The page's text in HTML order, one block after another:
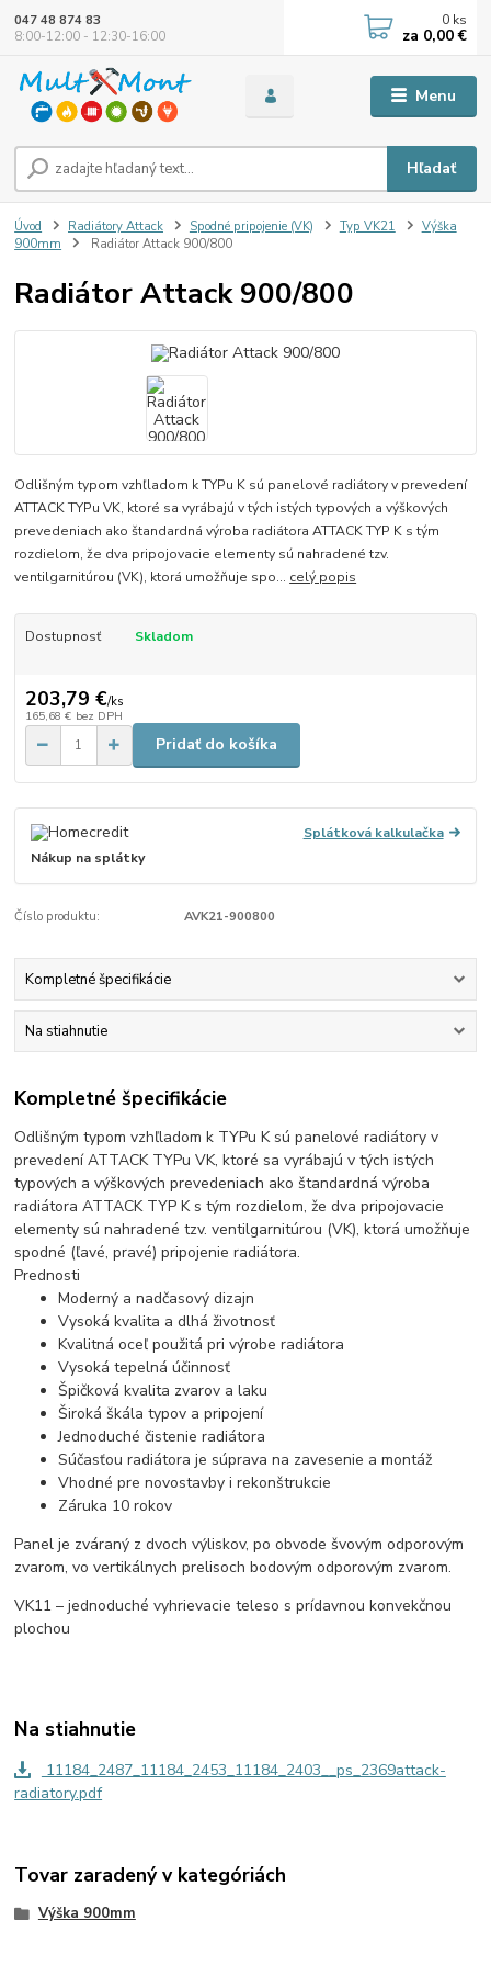
Menu
Hľadať
047 48 874 83
8:00-12:00 - 12:30-16:00
0 ks
za 0,00 €
Úvod Radiátory Attack Spodné pripojenie (VK) Typ VK21
Výška
900mm
Radiátor Attack 900/800
Radiátor Attack 900/800
Odlišným typom vzhľladom k TYPu K sú panelové radiátory v prevedení
ATTACK TYPu VK, ktoré sa vyrábajú v tých istých typových a výškových
prevedeniach ako štandardná výroba radiátora ATTACK TYP K s tým
rozdielom, že dva pripojovacie elementy sú nahradené tzv.
ventilgarnitúrou (VK), ktorá umožňuje spo... celý popis
Dostupnosť Skladom
203,79 €/ks
165,68 € bez DPH
Pridať do košíka
Splátková kalkulačka
Nákup na splátky
Číslo produktu: AVK21-900800
Kompletné špecifikácie
Na stiahnutie
Kompletné špecifikácie
Odlišným typom vzhľladom k TYPu K sú panelové radiátory v
prevedení ATTACK TYPu VK, ktoré sa vyrábajú v tých istých
typových a výškových prevedeniach ako štandardná výroba
radiátora ATTACK TYP K s tým rozdielom, že dva pripojovacie
elementy sú nahradené tzv. ventilgarnitúrou (VK), ktorá umožňuje
spodné (ľavé, pravé) pripojenie radiátora.
Prednosti
Moderný a nadčasový dizajn
Vysoká kvalita a dlhá životnosť
Kvalitná oceľ použitá pri výrobe radiátora
Vysoká tepelná účinnosť
Špičková kvalita zvarov a laku
Široká škála typov a pripojení
Jednoduché čistenie radiátora
Súčasťou radiátora je súprava na zavesenie a montáž
Vhodné pre novostavby i rekonštrukcie
Záruka 10 rokov
Panel je zváraný z dvoch výliskov, po obvode švovým odporovým
zvarom, vo vertikálnych prelisoch bodovým odporovým zvarom.
VK11 – jednoduché vyhrievacie teleso s prídavnou konvekčnou
plochou
Na stiahnutie
11184_2487_11184_2453_11184_2403__ps_2369attack-
radiatory.pdf
Tovar zaradený v kategóriách
Výška 900mm